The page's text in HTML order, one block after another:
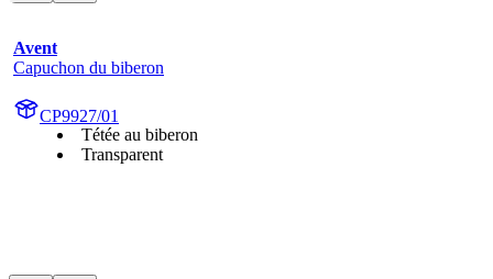
Avent
Capuchon du biberon
CP9927/01
Tétée au biberon
Transparent